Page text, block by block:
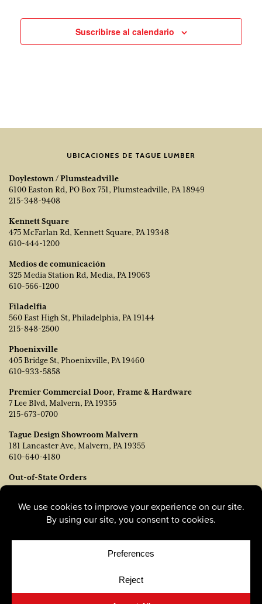
Suscribirse al calendario
UBICACIONES DE TAGUE LUMBER
Doylestown / Plumsteadville
6100 Easton Rd, PO Box 751, Plumsteadville, PA 18949
215-348-9408
Kennett Square
475 McFarlan Rd, Kennett Square, PA 19348
610-444-1200
Medios de comunicación
325 Media Station Rd, Media, PA 19063
610-566-1200
Filadelfia
560 East High St, Philadelphia, PA 19144
215-848-2500
Phoenixville
405 Bridge St, Phoenixville, PA 19460
610-933-5858
Premier Commercial Door, Frame & Hardware
7 Lee Blvd, Malvern, PA 19355
215-673-0700
Tague Design Showroom Malvern
181 Lancaster Ave, Malvern, PA 19355
610-640-4180
Out-of-State Orders
Póngase en contacto con TJ Vanleer, Vicepresidente de Ventas:
215-778-6463
© Copyright 2026, Tague Lumber. |
Yellow House Design